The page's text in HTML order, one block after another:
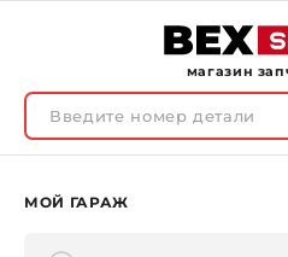
магазин
МОЙ ГАРАЖ